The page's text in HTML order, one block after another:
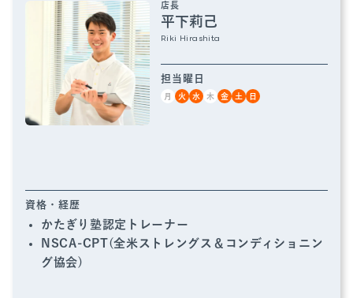
店長
平下莉己
Riki Hirashita
資格・経歴
かたぎり塾認定トレーナー
NSCA-CPT(全米ストレングス＆コンディショニン
グ協会)
担当曜日
月 火 水 木 金 土 日